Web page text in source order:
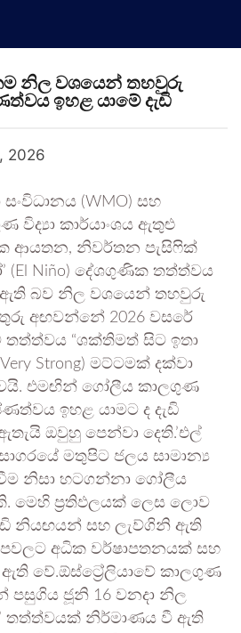
නිල වශයෙන් තහවුරු
ඉහළ යාමේ දැඩි
2026
(WMO) සහ
විද්‍යා කාර්යාංශය ඇතුළු
ආයතන, නිවර්තන පැසිෆික්
(El Niño) දේශගුණික තත්ත්වය
ඇති බව නිල වශයෙන් තහවුරු
අඟවන්නේ 2026 වසරේ
තත්ත්වය “ශක්තිමත් සිට ඉතා
Strong) මට්ටමක් දක්වා
එමඟින් ගෝලීය කාලගුණ
ඉහළ යාමට ද දැඩි
ඔවුහු පෙන්වා දෙති.’එල්
මතුපිට ජලය සාමාන්‍ය
නිසා හටගන්නා ගෝලීය
මෙහි ප්‍රතිඵලයක් ලෙස ලොව
නියඟයන් සහ ලැව්ගිනි ඇති
අධික වර්ෂාපතනයක් සහ
වේ.ඕස්ට්‍රේලියාවේ කාලගුණ
පසුගිය ජූනි 16 වනදා නිල
තත්ත්වයක් නිර්මාණය වී ඇති